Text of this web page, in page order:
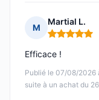
M
Martial L.
Note : 5 sur 5
Publié le 07/08/2026
suite à un achat du
Efficace !